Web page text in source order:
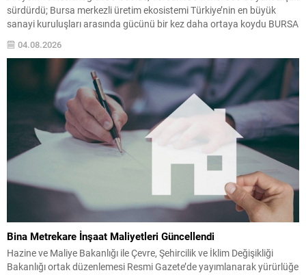
sürdürdü; Bursa merkezli üretim ekosistemi Türkiye’nin en büyük
sanayi kuruluşları arasında gücünü bir kez daha ortaya koydu BURSA
Şirketler Grubu, İstanbul Sanayi Odası (İSO) tarafından açıklanan
“Türkiye’nin 500 Büyük Sanayi...
04.08.2026
Bina Metrekare İnşaat Maliyetleri Güncellendi
Hazine ve Maliye Bakanlığı ile Çevre, Şehircilik ve İklim Değişikliği
Bakanlığı ortak düzenlemesi Resmi Gazete’de yayımlanarak yürürlüğe